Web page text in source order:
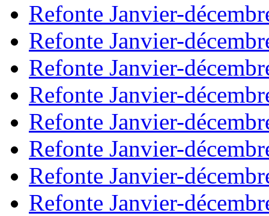
Refonte Janvier-
Refonte Janvier-
Refonte Janvier-
Refonte Janvier-
Refonte Janvier-
Refonte Janvier-
Refonte Janvier-
Refonte Janvier-